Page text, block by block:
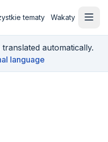
tematy Wakaty
automatically.
language